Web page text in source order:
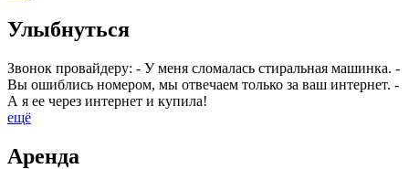
Улыбнуться
Звонок провайдеру: - У меня сломалась стиральная машинка. -
Вы ошиблись номером, мы отвечаем только за ваш интернет. -
А я ее через интернет и купила!
ещё
Аренда